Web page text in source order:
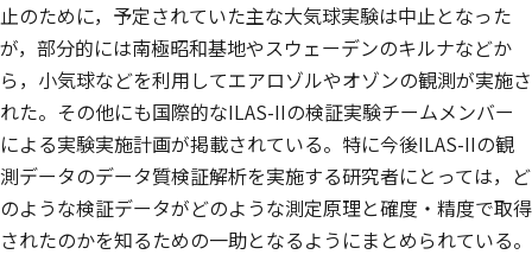
止のために，予定されていた主な大気球実験は中止となった
が，部分的には南極昭和基地やスウェーデンのキルナなどか
ら，小気球などを利用してエアロゾルやオゾンの観測が実施さ
れた。その他にも国際的なILAS-IIの検証実験チームメンバー
による実験実施計画が掲載されている。特に今後ILAS-IIの観
測データのデータ質検証解析を実施する研究者にとっては，ど
のような検証データがどのような測定原理と確度・精度で取得
されたのかを知るための一助となるようにまとめられている。